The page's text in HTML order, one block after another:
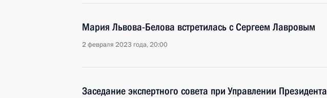
Мария Львова-Белова встретилась с Сергеем Лавровым
2 февраля 2023 года, 20:00
Заседание экспертного совета при Управлении Президента